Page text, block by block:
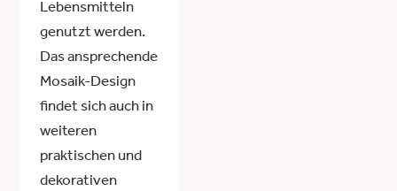
Lebensmitteln
genutzt werden.
Das ansprechende
Mosaik-Design
findet sich auch in
weiteren
praktischen und
dekorativen